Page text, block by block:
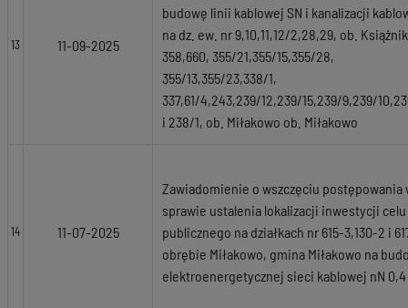
13 11-09-2025
budowę linii kablowej SN i kanalizacji
na dz. ew. nr 9,10,11,12/2,28,29, ob.
358,660, 355/21,355/15,355/28,
355/13,355/23,338/1,
337,61/4,243,239/12,239/15,239/9,239/
i 238/1, ob. Miłakowo ob. Miłakowo
14 11-07-2025
Zawiadomienie o wszczęciu postępowania
sprawie ustalenia lokalizacji inwestycji celu
publicznego na działkach nr 615-3,130-2 i
obrębie Miłakowo, gmina Miłakowo na
elektroenergetycznej sieci kablowej nN 0,4